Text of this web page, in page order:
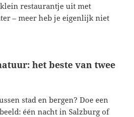
restaurantje uit met
– meer heb je eigenlijk niet
het beste van twee
stad en bergen? Doe een
één nacht in Salzburg of